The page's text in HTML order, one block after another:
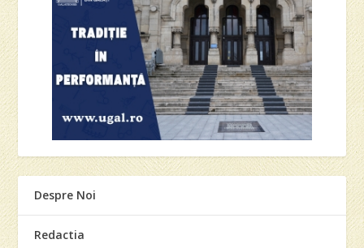
Despre Noi
Redactia